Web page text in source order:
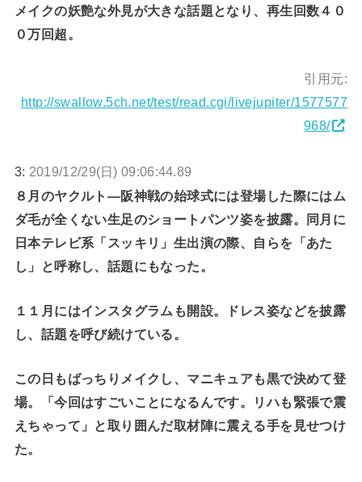
メイクの妖艶な外見が大きな話題となり、再生回数４０
０万回超。
引用元:
http://swallow.5ch.net/test/read.cgi/livejupiter/1577577
968/
3: 2019/12/29(日) 09:06:44.89
８月のヤクルト―阪神戦の始球式には登場した際にはム
ダ毛が全くない生足のショートパンツ姿を披露。同月に
日本テレビ系「スッキリ」生出演の際、自らを「あた
し」と呼称し、話題にもなった。
１１月にはインスタグラムも開設。ドレス姿などを披露
し、話題を呼び続けている。
この日もばっちりメイクし、マニキュアも黒で決めて登
場。「今回はすごいことになるんです。リハも緊張で震
えちゃって」と取り囲んだ取材陣に震える手を見せつけ
た。